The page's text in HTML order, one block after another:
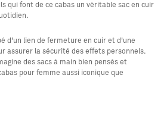
qui font de ce cabas un véritable sac en cuir
d'un lien de fermeture en cuir et d'une
assurer la sécurité des effets personnels.
des sacs à main bien pensés et
pour femme aussi iconique que